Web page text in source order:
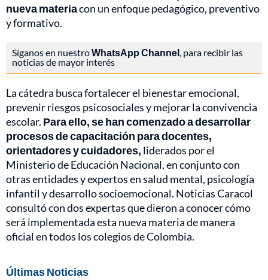
nueva materiacon un enfoque pedagógico, preventivo
y formativo.
Síganos en nuestroWhatsApp Channel, para recibir las
noticias de mayor interés
La cátedra busca fortalecer el bienestar emocional,
prevenir riesgos psicosociales y mejorar la convivencia
escolar. Para ello, se han comenzado a desarrollar
procesos de capacitación para docentes,
orientadores y cuidadores, liderados por el
Ministerio de Educación Nacional, en conjunto con
otras entidades y expertos en salud mental, psicología
infantil y desarrollo socioemocional. Noticias Caracol
consultó con dos expertas que dieron a conocer cómo
será implementada esta nueva materia de manera
oficial en todos los colegios de Colombia.
Últimas Noticias